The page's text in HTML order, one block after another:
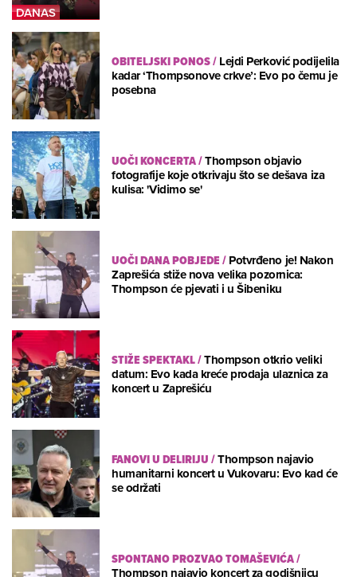
OBITELJSKI PONOS/Lejdi Perković podijelila
kadar ‘Thompsonove crkve’: Evo po čemu je
posebna
UOČI KONCERTA/Thompson objavio
fotografije koje otkrivaju što se dešava iza
kulisa: 'Vidimo se'
UOČI DANA POBJEDE/Potvrđeno je! Nakon
Zaprešića stiže nova velika pozornica:
Thompson će pjevati i u Šibeniku
STIŽE SPEKTAKL/Thompson otkrio veliki
datum: Evo kada kreće prodaja ulaznica za
koncert u Zaprešiću
FANOVI U DELIRIJU/Thompson najavio
humanitarni koncert u Vukovaru: Evo kad će
se održati
SPONTANO PROZVAO TOMAŠEVIĆA/
Thompson najavio koncert za godišnjicu